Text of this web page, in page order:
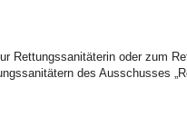
Rettungssanitäterin oder zum
des Ausschusses